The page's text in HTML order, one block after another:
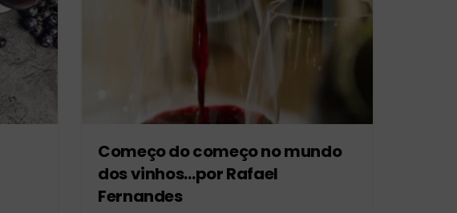
Começo do começo no mundo
dos vinhos…por Rafael
Fernandes